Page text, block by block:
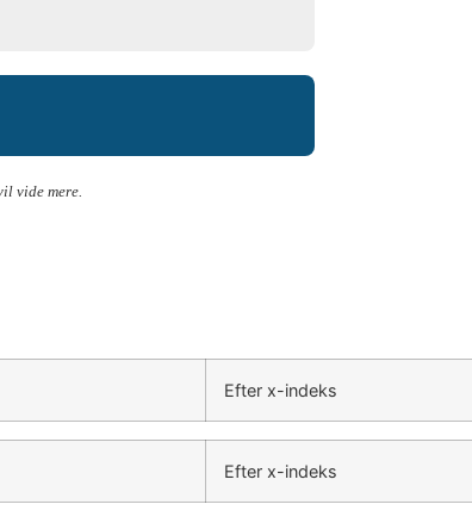
vide mere.
Efter x-indeks
Efter x-indeks